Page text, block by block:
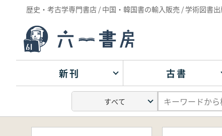
歴史・考古学専門書店 / 中国・韓国書の輸入販売 / 学術図書
新刊 古書